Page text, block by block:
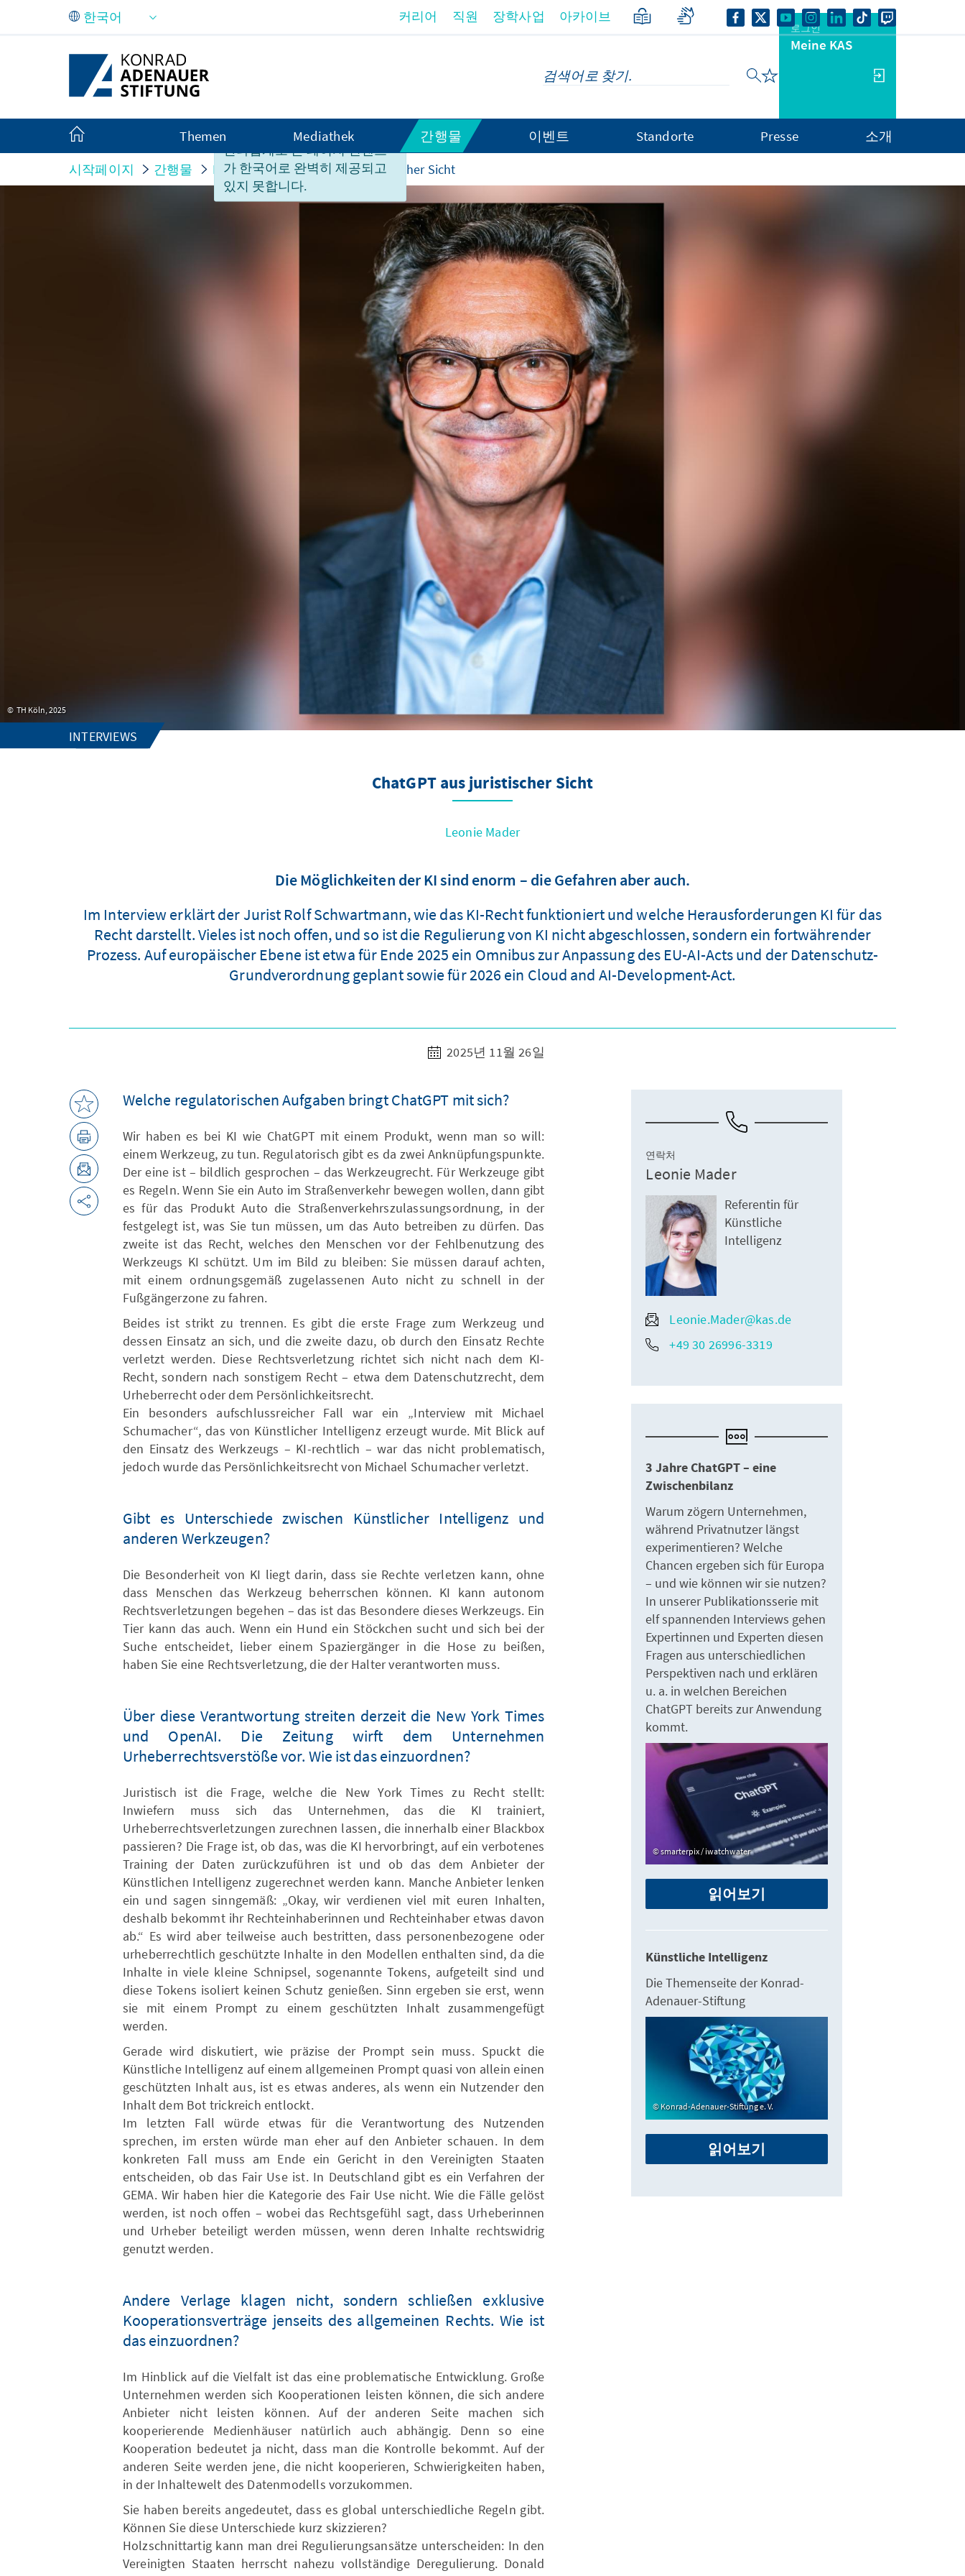
Skip to Main Content
안타깝게도 본 페이지 컨텐츠
가 한국어로 완벽히 제공되고
있지 못합니다.
커리어 직원 장학사업 아카이브
로그인
Meine KAS
Themen Mediathek 간행물 이벤트 Standorte Presse 소개
시작페이지 간행물 Interviews ChatGPT aus juristischer Sicht
TH Köln, 2025
INTERVIEWS
ChatGPT aus juristischer Sicht
Leonie Mader
Die Möglichkeiten der KI sind enorm – die Gefahren aber auch.
Im Interview erklärt der Jurist Rolf Schwartmann, wie das KI-Recht funktioniert und welche Herausforderungen KI für das
Recht darstellt. Vieles ist noch offen, und so ist die Regulierung von KI nicht abgeschlossen, sondern ein fortwährender
Prozess. Auf europäischer Ebene ist etwa für Ende 2025 ein Omnibus zur Anpassung des EU-AI-Acts und der Datenschutz-
Grundverordnung geplant sowie für 2026 ein Cloud and AI-Development-Act.
2025년 11월 26일
Welche regulatorischen Aufgaben bringt ChatGPT mit sich?
Wir haben es bei KI wie ChatGPT mit einem Produkt, wenn man so will:
einem Werkzeug, zu tun. Regulatorisch gibt es da zwei Anknüpfungspunkte.
Der eine ist – bildlich gesprochen – das Werkzeugrecht. Für Werkzeuge gibt
es Regeln. Wenn Sie ein Auto im Straßenverkehr bewegen wollen, dann gibt
es für das Produkt Auto die Straßenverkehrszulassungsordnung, in der
festgelegt ist, was Sie tun müssen, um das Auto betreiben zu dürfen. Das
zweite ist das Recht, welches den Menschen vor der Fehlbenutzung des
Werkzeugs KI schützt. Um im Bild zu bleiben: Sie müssen darauf achten,
mit einem ordnungsgemäß zugelassenen Auto nicht zu schnell in der
Fußgängerzone zu fahren.
Beides ist strikt zu trennen. Es gibt die erste Frage zum Werkzeug und
dessen Einsatz an sich, und die zweite dazu, ob durch den Einsatz Rechte
verletzt werden. Diese Rechtsverletzung richtet sich nicht nach dem KI-
Recht, sondern nach sonstigem Recht – etwa dem Datenschutzrecht, dem
Urheberrecht oder dem Persönlichkeitsrecht.
Ein besonders aufschlussreicher Fall war ein „Interview mit Michael
Schumacher“, das von Künstlicher Intelligenz erzeugt wurde. Mit Blick auf
den Einsatz des Werkzeugs – KI-rechtlich – war das nicht problematisch,
jedoch wurde das Persönlichkeitsrecht von Michael Schumacher verletzt.
Gibt es Unterschiede zwischen Künstlicher Intelligenz und
anderen Werkzeugen?
Die Besonderheit von KI liegt darin, dass sie Rechte verletzen kann, ohne
dass Menschen das Werkzeug beherrschen können. KI kann autonom
Rechtsverletzungen begehen – das ist das Besondere dieses Werkzeugs. Ein
Tier kann das auch. Wenn ein Hund ein Stöckchen sucht und sich bei der
Suche entscheidet, lieber einem Spaziergänger in die Hose zu beißen,
haben Sie eine Rechtsverletzung, die der Halter verantworten muss.
Über diese Verantwortung streiten derzeit die New York Times
und OpenAI. Die Zeitung wirft dem Unternehmen
Urheberrechtsverstöße vor. Wie ist das einzuordnen?
Juristisch ist die Frage, welche die New York Times zu Recht stellt:
Inwiefern muss sich das Unternehmen, das die KI trainiert,
Urheberrechtsverletzungen zurechnen lassen, die innerhalb einer Blackbox
passieren? Die Frage ist, ob das, was die KI hervorbringt, auf ein verbotenes
Training der Daten zurückzuführen ist und ob das dem Anbieter der
Künstlichen Intelligenz zugerechnet werden kann. Manche Anbieter lenken
ein und sagen sinngemäß: „Okay, wir verdienen viel mit euren Inhalten,
deshalb bekommt ihr Rechteinhaberinnen und Rechteinhaber etwas davon
ab.“ Es wird aber teilweise auch bestritten, dass personenbezogene oder
urheberrechtlich geschützte Inhalte in den Modellen enthalten sind, da die
Inhalte in viele kleine Schnipsel, sogenannte Tokens, aufgeteilt sind und
diese Tokens isoliert keinen Schutz genießen. Sinn ergeben sie erst, wenn
sie mit einem Prompt zu einem geschützten Inhalt zusammengefügt
werden.
Gerade wird diskutiert, wie präzise der Prompt sein muss. Spuckt die
Künstliche Intelligenz auf einem allgemeinen Prompt quasi von allein einen
geschützten Inhalt aus, ist es etwas anderes, als wenn ein Nutzender den
Inhalt dem Bot trickreich entlockt.
Im letzten Fall würde etwas für die Verantwortung des Nutzenden
sprechen, im ersten würde man eher auf den Anbieter schauen. In dem
konkreten Fall muss am Ende ein Gericht in den Vereinigten Staaten
entscheiden, ob das Fair Use ist. In Deutschland gibt es ein Verfahren der
GEMA. Wir haben hier die Kategorie des Fair Use nicht. Wie die Fälle gelöst
werden, ist noch offen – wobei das Rechtsgefühl sagt, dass Urheberinnen
und Urheber beteiligt werden müssen, wenn deren Inhalte rechtswidrig
genutzt werden.
Andere Verlage klagen nicht, sondern schließen exklusive
Kooperationsverträge jenseits des allgemeinen Rechts. Wie ist
das einzuordnen?
Im Hinblick auf die Vielfalt ist das eine problematische Entwicklung. Große
Unternehmen werden sich Kooperationen leisten können, die sich andere
Anbieter nicht leisten können. Auf der anderen Seite machen sich
kooperierende Medienhäuser natürlich auch abhängig. Denn so eine
Kooperation bedeutet ja nicht, dass man die Kontrolle bekommt. Auf der
anderen Seite werden jene, die nicht kooperieren, Schwierigkeiten haben,
in der Inhaltewelt des Datenmodells vorzukommen.
Sie haben bereits angedeutet, dass es global unterschiedliche Regeln gibt.
Können Sie diese Unterschiede kurz skizzieren?
Holzschnittartig kann man drei Regulierungsansätze unterscheiden: In den
Vereinigten Staaten herrscht nahezu vollständige Deregulierung. Donald
연락처
Leonie Mader
Referentin für
Künstliche
Intelligenz
Leonie.Mader@kas.de
+49 30 26996-3319
3 Jahre ChatGPT – eine
Zwischenbilanz
Warum zögern Unternehmen,
während Privatnutzer längst
experimentieren? Welche
Chancen ergeben sich für Europa
– und wie können wir sie nutzen?
In unserer Publikationsserie mit
elf spannenden Interviews gehen
Expertinnen und Experten diesen
Fragen aus unterschiedlichen
Perspektiven nach und erklären
u. a. in welchen Bereichen
ChatGPT bereits zur Anwendung
kommt.
smarterpix / iwatchwater
읽어보기
Künstliche Intelligenz
Die Themenseite der Konrad-
Adenauer-Stiftung
Konrad-Adenauer-Stiftung e. V.
읽어보기